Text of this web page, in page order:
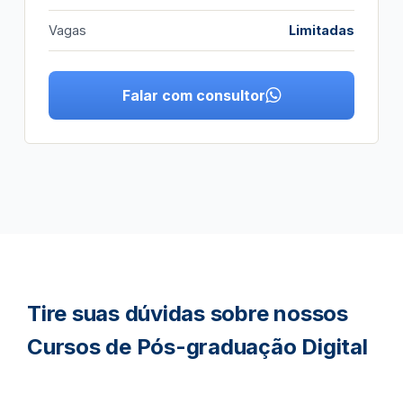
Vagas Limitadas
Falar com consultor
Tire suas dúvidas sobre nossos
Cursos de Pós-graduação Digital